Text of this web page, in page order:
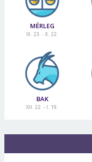
MÉRLEG
IX. 23. - X. 22.
BAK
XII. 22. - I. 19.